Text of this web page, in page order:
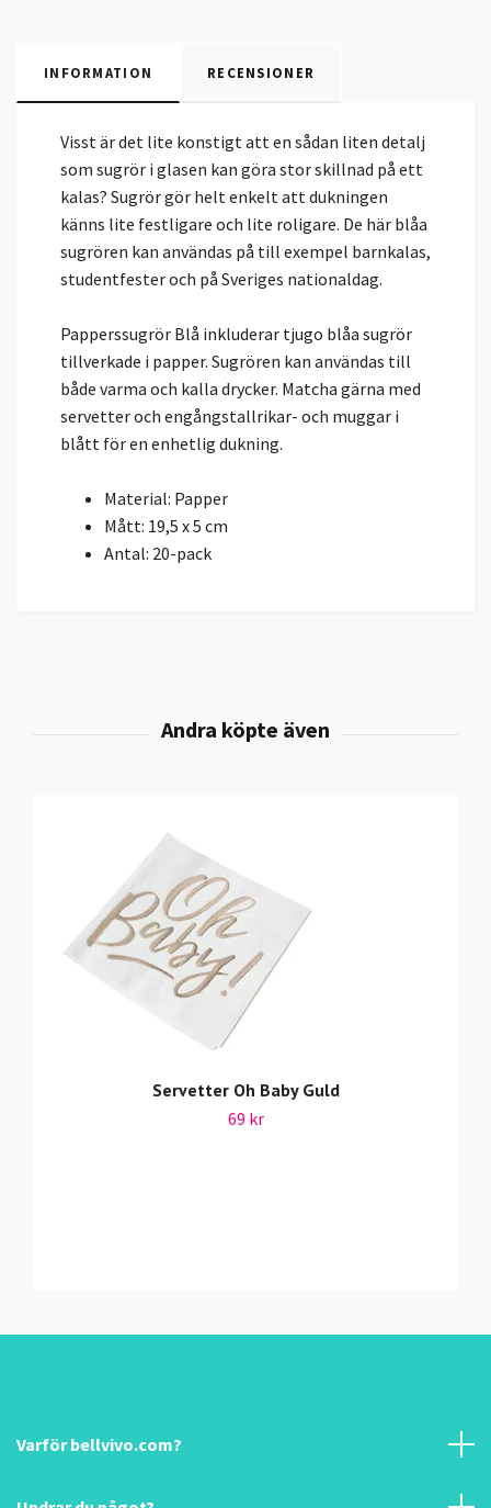
INFORMATION RECENSIONER
Visst är det lite konstigt att en sådan liten detalj
som sugrör i glasen kan göra stor skillnad på ett
kalas? Sugrör gör helt enkelt att dukningen
känns lite festligare och lite roligare. De här blåa
sugrören kan användas på till exempel barnkalas,
studentfester och på Sveriges nationaldag.
Papperssugrör Blå inkluderar tjugo blåa sugrör
tillverkade i papper. Sugrören kan användas till
både varma och kalla drycker. Matcha gärna med
servetter och engångstallrikar- och muggar i
blått för en enhetlig dukning.
Material: Papper
Mått: 19,5 x 5 cm
Antal: 20-pack
Servetter Oh Baby Guld
69 kr
Varför bellvivo.com?